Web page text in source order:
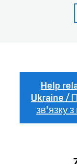
Help
Ukraine /
зв'язку з